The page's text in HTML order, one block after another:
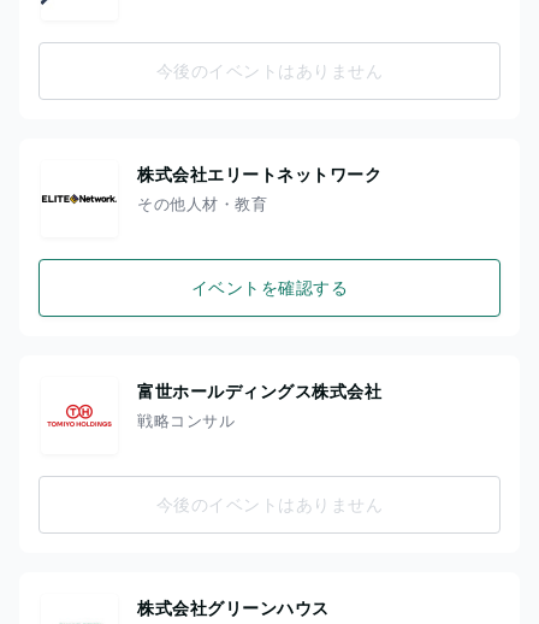
今後のイベントはありません
株式会社エリートネットワーク
その他人材・教育
イベントを確認する
富世ホールディングス株式会社
戦略コンサル
今後のイベントはありません
株式会社グリーンハウス